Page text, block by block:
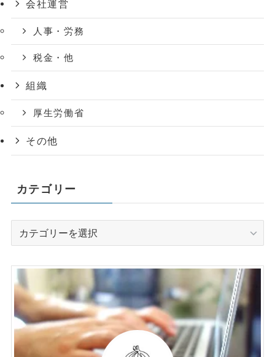
会社運営
人事・労務
税金・他
組織
厚生労働省
その他
カテゴリー
ー